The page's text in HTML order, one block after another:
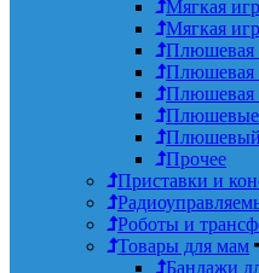
Мягкая
Мягкая
Плюшевая
Плюшевая
Плюшевая
Плюшевые
Плюшевый
Прочее
Приставки и
Роботы и
Товары для мам
Бандажи